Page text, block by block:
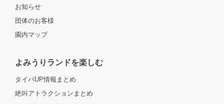
お知らせ
団体のお客様
園内マップ
よみうりランドを楽しむ
タイパUP情報まとめ
絶叫アトラクションまとめ